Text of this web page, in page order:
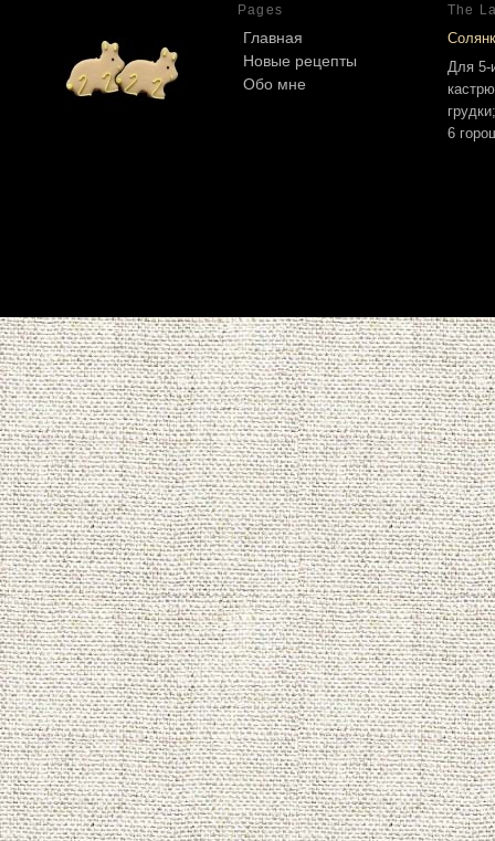
Pages
Главная
Новые рецепты
Обо мне
The
Для 5-
6